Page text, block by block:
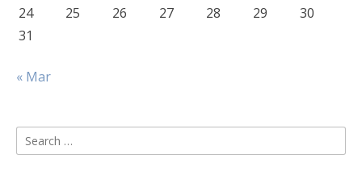
24
25 26 27 28 29
30
31
« Mar
Search
for: